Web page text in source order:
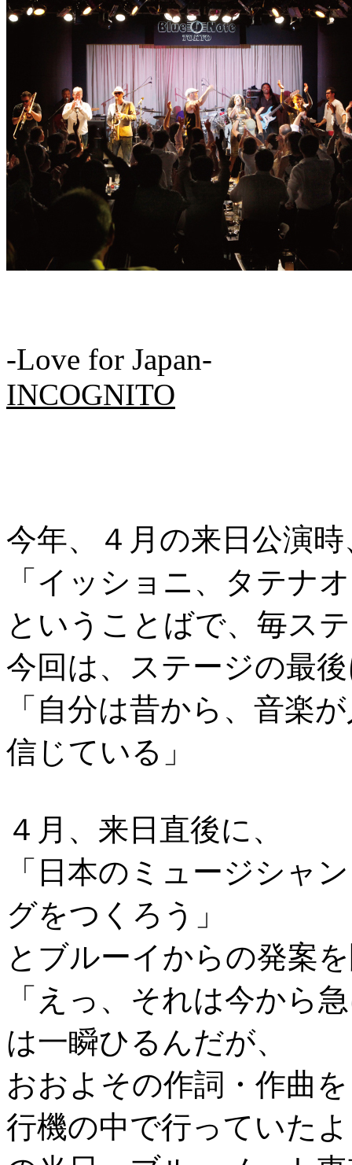
-Love for Japan-
INCOGNITO
今年、４月の来日公演
「イッショニ、タテナ
ということばで、毎ス
今回は、ステージの最
「自分は昔から、音楽
信じている」
４月、来日直後に、
「日本のミュージシャ
グをつくろう」
とブルーイからの発案
「えっ、それは今から
は一瞬ひるんだが、
おおよその作詞・作曲
行機の中で行っていた